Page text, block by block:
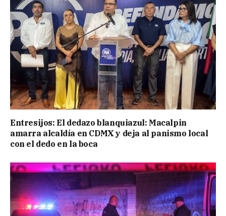
Entresijos: El dedazo blanquiazul: Macalpin
amarra alcaldía en CDMX y deja al panismo local
con el dedo en la boca